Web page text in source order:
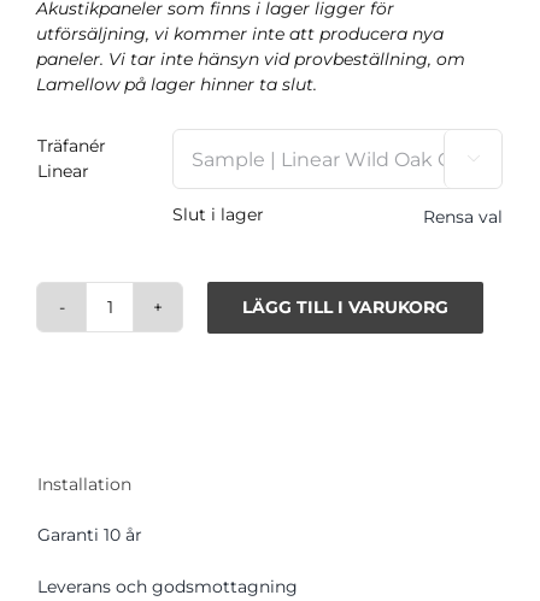
Akustikpaneler som finns i lager ligger för
utförsäljning, vi kommer inte att producera nya
paneler. Vi tar inte hänsyn vid provbeställning, om
Lamellow på lager hinner ta slut.
Träfanér
Linear

Slut i lager Rensa val
Prover
LÄGG TILL I VARUKORG
Installation
Garanti 10 år
Leverans och godsmottagning